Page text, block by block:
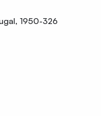
1950-326